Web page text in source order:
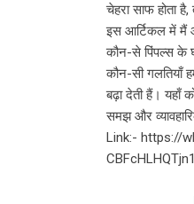
चेहरा साफ होता
इस आर्टिकल में मैं
कौन-से पिंपल्स के
कौन-सी गलतियाँ
बढ़ा देती हैं। यहाँ
समझ और
Link:- https://